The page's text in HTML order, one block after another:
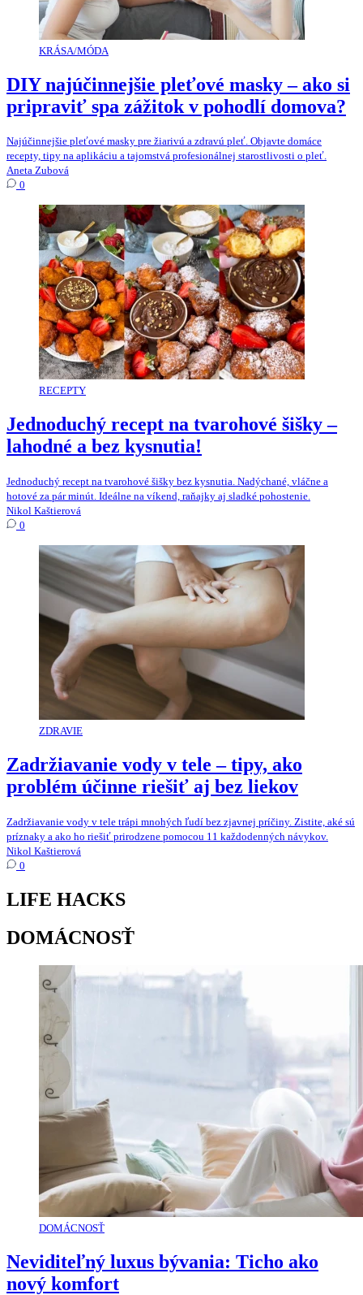
KRÁSA/MÓDA
DIY najúčinnejšie pleťové masky – ako si
pripraviť spa zážitok v pohodlí domova?
Najúčinnejšie pleťové masky pre žiarivú a zdravú pleť. Objavte domáce
recepty, tipy na aplikáciu a tajomstvá profesionálnej starostlivosti o pleť.
Aneta Zubová
0
RECEPTY
Jednoduchý recept na tvarohové šišky –
lahodné a bez kysnutia!
Jednoduchý recept na tvarohové šišky bez kysnutia. Nadýchané, vláčne a
hotové za pár minút. Ideálne na víkend, raňajky aj sladké pohostenie.
Nikol Kaštierová
0
ZDRAVIE
Zadržiavanie vody v tele – tipy, ako
problém účinne riešiť aj bez liekov
Zadržiavanie vody v tele trápi mnohých ľudí bez zjavnej príčiny. Zistite, aké sú
príznaky a ako ho riešiť prirodzene pomocou 11 každodenných návykov.
Nikol Kaštierová
0
LIFE HACKS
DOMÁCNOSŤ
DOMÁCNOSŤ
Neviditeľný luxus bývania: Ticho ako
nový komfort